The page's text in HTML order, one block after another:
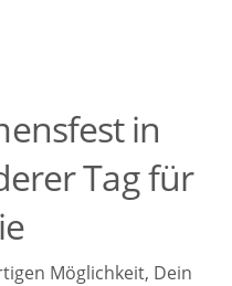
in
Tag für
Möglichkeit, Dein